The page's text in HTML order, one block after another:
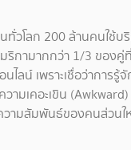
วโลก 200 ล้านคนใช้บ
มริกามากกว่า 1/3 ของคู่
ลน์ เพราะเชื่อว่าการรู้
ามเคอะเขิน
วามสัมพันธ์ของคนส่วนใ